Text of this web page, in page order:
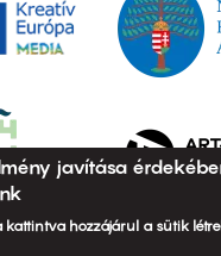
javítása
kattintva hozzájárul a sütik